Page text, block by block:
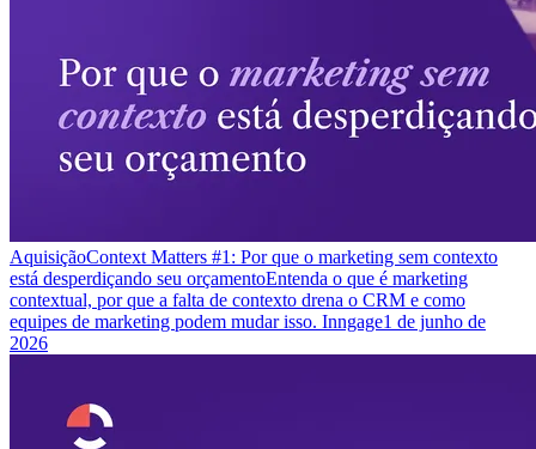
AquisiçãoContext Matters #1: Por que o marketing sem contexto
está desperdiçando seu orçamentoEntenda o que é marketing
contextual, por que a falta de contexto drena o CRM e como
equipes de marketing podem mudar isso. Inngage1 de junho de
2026